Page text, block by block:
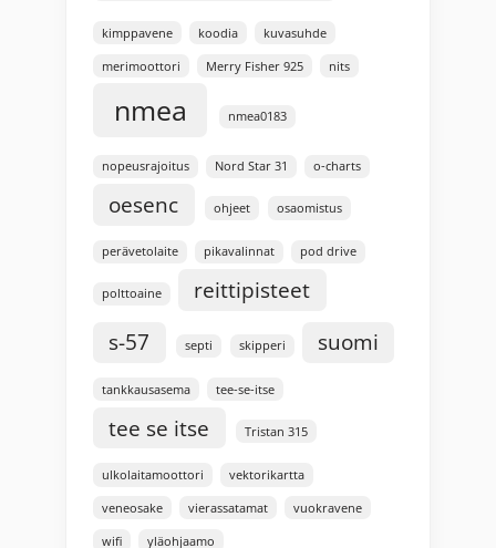
kimppavene koodia kuvasuhde
merimoottori Merry Fisher 925 nits
nmea nmea0183
nopeusrajoitus Nord Star 31 o-charts
oesenc ohjeet osaomistus
perävetolaite pikavalinnat pod drive
polttoaine
reittipisteet
s-57
septi skipperi suomi
tankkausasema tee-se-itse
tee se itse Tristan 315
ulkolaitamoottori vektorikartta
veneosake vierassatamat vuokravene
wifi yläohjaamo